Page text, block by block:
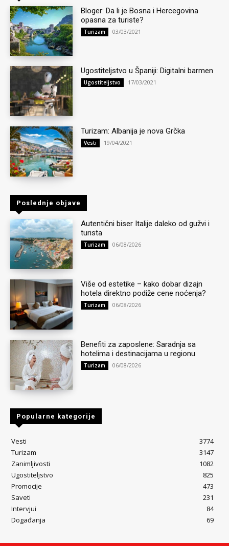
Bloger: Da li je Bosna i Hercegovina
opasna za turiste?
Turizam 03/03/2021
Ugostiteljstvo u Španiji: Digitalni barmen
Ugostiteljstvo 17/03/2021
Turizam: Albanija je nova Grčka
Vesti 19/04/2021
Poslednje objave
Autentični biser Italije daleko od gužvi i
turista
Turizam 06/08/2026
Više od estetike – kako dobar dizajn
hotela direktno podiže cene noćenja?
Turizam 06/08/2026
Benefiti za zaposlene: Saradnja sa
hotelima i destinacijama u regionu
Turizam 06/08/2026
Popularne kategorije
Vesti
3774
Turizam
3147
Zanimljivosti
1082
Ugostiteljstvo
825
Promocije
473
Saveti
231
Intervjui
84
Događanja
69